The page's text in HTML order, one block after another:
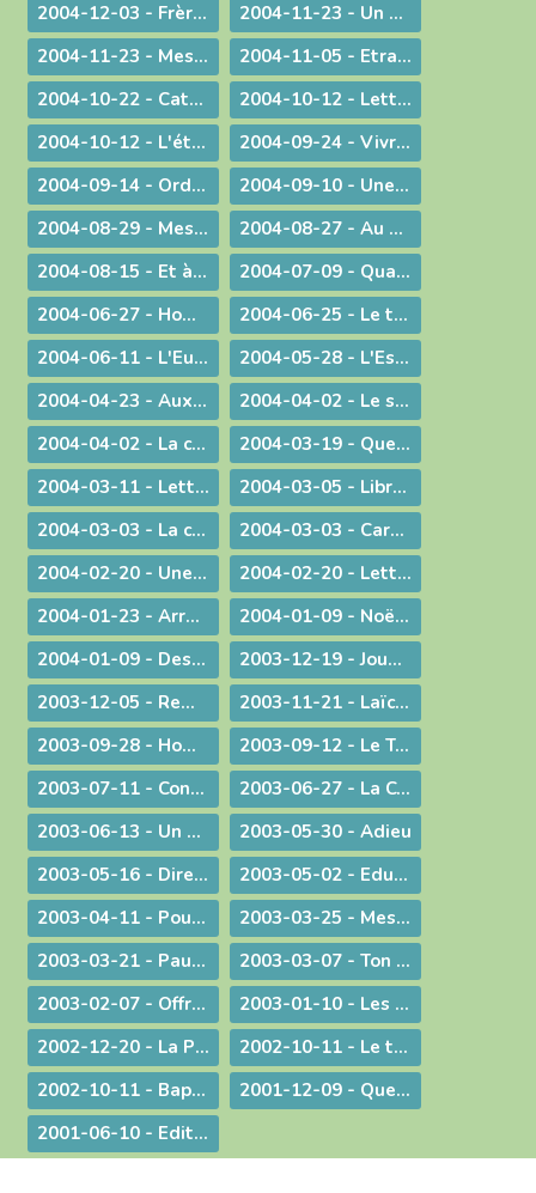
2004-12-03 - Frère Gabriel Taborin, à l'école de la Sainte Famille
2004-11-23 - Un peu d'air frais !
2004-11-23 - Message lors du coup d'envoi pour les JMJ !
2004-11-05 - Etranges, surprenantes Béatitudes
2004-10-22 - Catécoeur ! Jésus est mon trésor
2004-10-12 - Lettre aux prêtres
2004-10-12 - L'étrange pouvoir du clown
2004-09-24 - Vivre en Eglise
2004-09-14 - Ordination sacerdotale à la Chartreuse de Portes
2004-09-10 - Une année eucharistique, 2005
2004-08-29 - Message aux catholiques de Bourg et des environs
2004-08-27 - Au seuil de la nouvelle année pastorale
2004-08-15 - Et à l'heure de notre mort
2004-07-09 - Quand Dieu est reconduit à la frontière
2004-06-27 - Homélie pour les ordinations
2004-06-25 - Le temps des changements
2004-06-11 - L'Eucharistie dans le réalisme de sa célébration
2004-05-28 - L'Esprit de Vérité, "que le Père enverra en mon nom"
2004-04-23 - Aux heures d'incertitude : une figure de sainteté sacerdotale
2004-04-02 - Le sérieux de l'existence humaine
2004-04-02 - La charité ne se sous-traite pas
2004-03-19 - Quel avenir pour le monde ?
2004-03-11 - Lettre au Cardinal Rouco Varela, archevêque de Madrid, après les attentats du 11 mars 2004
2004-03-05 - Libre méditation sur le récit des tentations du Christ
2004-03-03 - La conversion est possible
2004-03-03 - Carême : Lettre pastorale & Courrier aux prêtres du diocèse
2004-02-20 - Une visite pas comme les autres !
2004-02-20 - Lettre de l'évêque de Belley-Ars aux prêtres du diocèse
2004-01-23 - Arrêt sur image
2004-01-09 - Noël ! "un" Sauveur ou "LE" Sauveur
2004-01-09 - Des voeux de nouvel an tirés de l'actualité
2003-12-19 - Jouez hautbois, résonnez musettes !
2003-12-05 - Remue-ménage au parlement !
2003-11-21 - Laïcité : confiance et appréhension
2003-09-28 - Homélie de la Messe du 26° dimanche ordinaire radiodiffusée depuis l'Abbaye d'Ambronay
2003-09-12 - Le Trésor de l'Eucharistie
2003-07-11 - Continuez votre oeuvre précieuse et irremplaçable
2003-06-27 - La Constitution européenne : ultime version - Un silence plus éloquent que toutes les paroles
2003-06-13 - Un préambule contesté
2003-05-30 - Adieu
2003-05-16 - Dire merci !
2003-05-02 - Education et vocation
2003-04-11 - Pour une catéchèse pascale
2003-03-25 - Message aux communautés musulmanes et chrétiennes de Bourg-en-Bresse
2003-03-21 - Paul Couturier, apôtre de l'unité
2003-03-07 - Ton Père voit dans le secret !
2003-02-07 - Offrir ses mains et son cœur
2003-01-10 - Les bienfaits du dialogue œcuménique
2002-12-20 - La Prière à Marie : un itinéraire de contemplation, une source pour l'action
2002-10-11 - Le temps de la mission
2002-10-11 - Baptême et mariage - Dans une pastorale d'évangélisation harmoniser nos pratiques pour mieux proposer la foi
2001-12-09 - Questions d'actualité avec Mgr Bagnard
2001-06-10 - Edito : Pour qu'ils aient la vie en abondance !